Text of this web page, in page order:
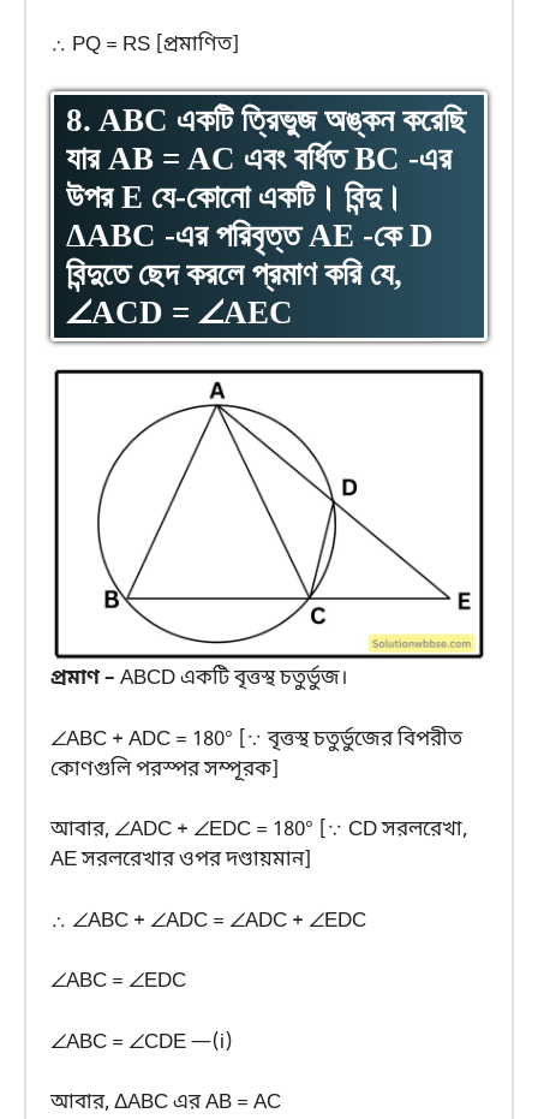
∴ PQ = RS [প্রমাণিত]
8. ABC একটি ত্রিভুজ অঙ্কন করেছি
যার AB = AC এবং বর্ধিত BC -এর
উপর E যে-কোনো একটি। বিন্দু।
ΔABC -এর পরিবৃত্ত AE -কে D
বিন্দুতে ছেদ করলে প্রমাণ করি যে,
∠ACD = ∠AEC
প্রমাণ – ABCD একটি বৃত্তস্থ চতুর্ভুজ।
∠ABC + ADC = 180° [∵ বৃত্তস্থ চতুর্ভুজের বিপরীত
কোণগুলি পরস্পর সম্পূরক]
আবার, ∠ADC + ∠EDC = 180° [∵ CD সরলরেখা,
AE সরলরেখার ওপর দণ্ডায়মান]
∴ ∠ABC + ∠ADC = ∠ADC + ∠EDC
∠ABC = ∠EDC
∠ABC = ∠CDE —(i)
আবার, ΔABC এর AB = AC